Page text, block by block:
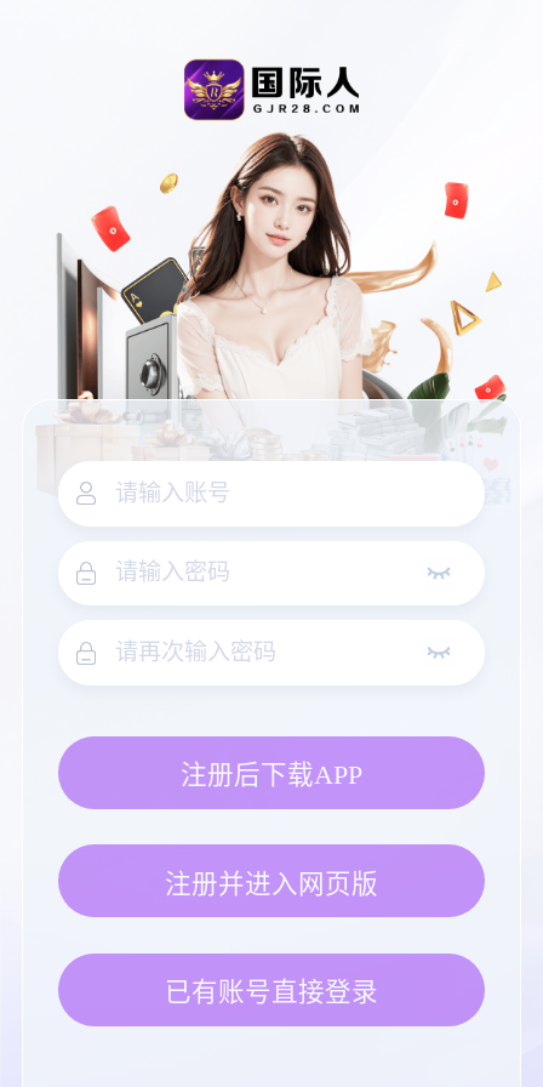
注册后下载APP
注册并进入网页版
已有账号直接登录